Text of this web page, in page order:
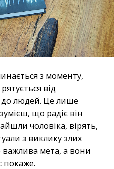
з моменту,
від
до людей. Це лише
що радіє він
чоловіка, вірять,
з виклику злих
важлива мета, а вони
покаже.